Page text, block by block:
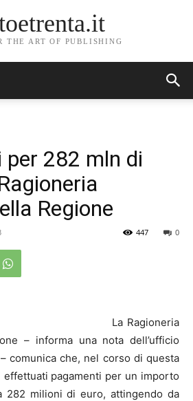
THE ART OF PUBLISHING
per 282 mln di
Regione
0
447
La Ragioneria
– informa una nota dell’ufficio
comunica che, nel corso di questa
effettuati pagamenti per un importo
282 milioni di euro, attingendo da